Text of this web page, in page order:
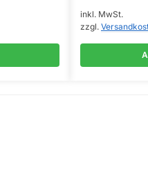
inkl. MwSt.
zzgl.
mehrere
Varianten
Die